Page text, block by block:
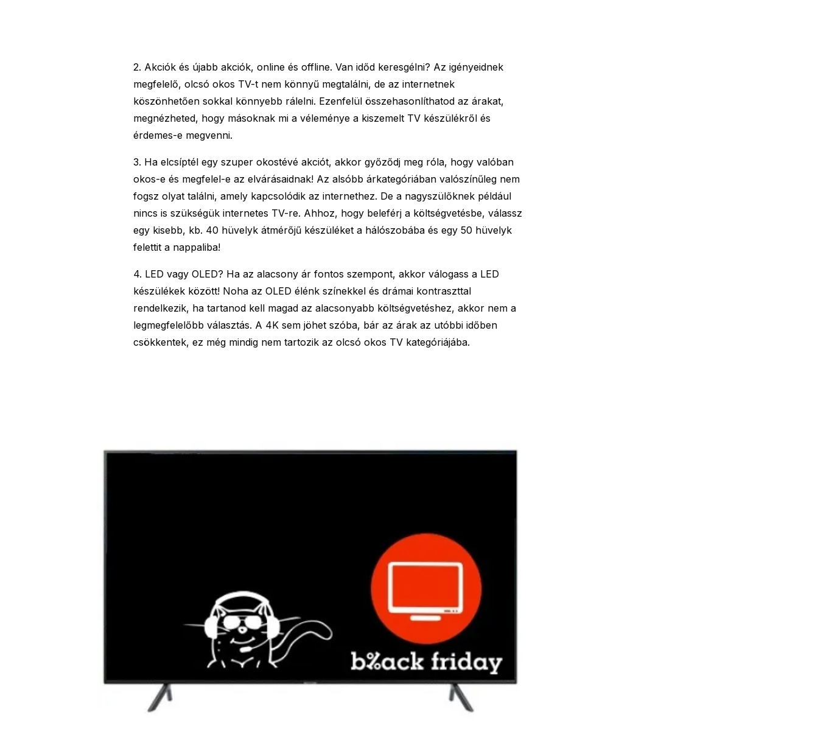
2. Akciók és újabb akciók, online és offline. Van időd keresgélni? Az igényeidnek
megfelelő, olcsó okos TV-t nem könnyű megtalálni, de az internetnek
köszönhetően sokkal könnyebb rálelni. Ezenfelül összehasonlíthatod az árakat,
megnézheted, hogy másoknak mi a véleménye a kiszemelt TV készülékről és
érdemes-e megvenni.
3. Ha elcsíptél egy szuper okostévé akciót, akkor győződj meg róla, hogy valóban
okos-e és megfelel-e az elvárásaidnak! Az alsóbb árkategóriában valószínűleg nem
fogsz olyat találni, amely kapcsolódik az internethez. De a nagyszülőknek például
nincs is szükségük internetes TV-re. Ahhoz, hogy beleférj a költségvetésbe, válassz
egy kisebb, kb. 40 hüvelyk átmérőjű készüléket a hálószobába és egy 50 hüvelyk
felettit a nappaliba!
4. LED vagy OLED? Ha az alacsony ár fontos szempont, akkor válogass a LED
készülékek között! Noha az OLED élénk színekkel és drámai kontraszttal
rendelkezik, ha tartanod kell magad az alacsonyabb költségvetéshez, akkor nem a
legmegfelelőbb választás. A 4K sem jöhet szóba, bár az árak az utóbbi időben
csökkentek, ez még mindig nem tartozik az olcsó okos TV kategóriájába.